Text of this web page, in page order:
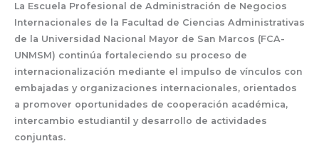
La Escuela Profesional de Administración de Negocios
Internacionales de la Facultad de Ciencias Administrativas
de la Universidad Nacional Mayor de San Marcos (FCA-
UNMSM) continúa fortaleciendo su proceso de
internacionalización mediante el impulso de vínculos con
embajadas y organizaciones internacionales, orientados
a promover oportunidades de cooperación académica,
intercambio estudiantil y desarrollo de actividades
conjuntas.